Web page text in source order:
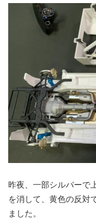
昨夜、一部シルバーで
を消して、黄色の反対
ました。